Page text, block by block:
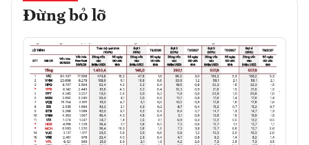
Đừng bỏ lỡ